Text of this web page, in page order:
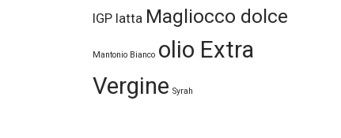
IGP latta Magliocco dolce
Mantonio Bianco olio Extra
Vergine Syrah